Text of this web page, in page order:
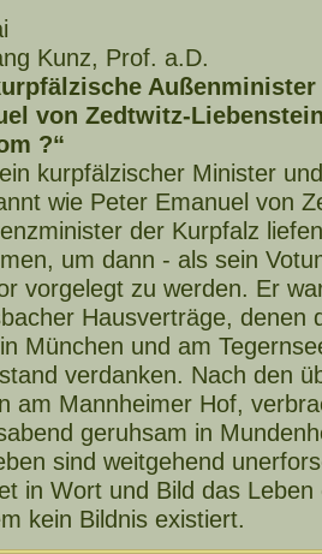
Kunz, Prof. a.D.
von Zedtwitz-
?“
kurpfälzischer Minister
wie Peter Emanuel von
der Kurpfalz
um dann - als sein
vorgelegt zu werden. Er
Hausverträge, denen
München und am
verdanken. Nach den
am Mannheimer Hof,
geruhsam in
sind weitgehend
in Wort und Bild das
kein Bildnis existiert.